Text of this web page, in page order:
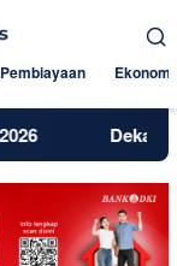
Pembiayaan Ekonomi
Dekat Jakarta